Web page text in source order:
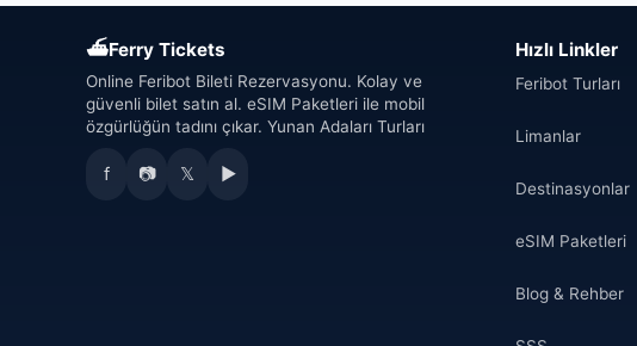
⛴Ferry Tickets
Online Feribot Bileti Rezervasyonu. Kolay ve
güvenli bilet satın al. eSIM Paketleri ile mobil
özgürlüğün tadını çıkar. Yunan Adaları Turları
f 📷 𝕏 ▶
Hızlı Linkler
Feribot Turları
Limanlar
Destinasyonlar
eSIM Paketleri
Blog & Rehber